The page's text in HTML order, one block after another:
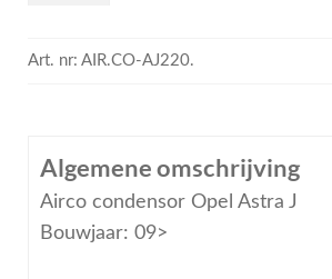
Art. nr: AIR.CO-AJ220.
Algemene omschrijving
Airco condensor Opel Astra J
Bouwjaar: 09>